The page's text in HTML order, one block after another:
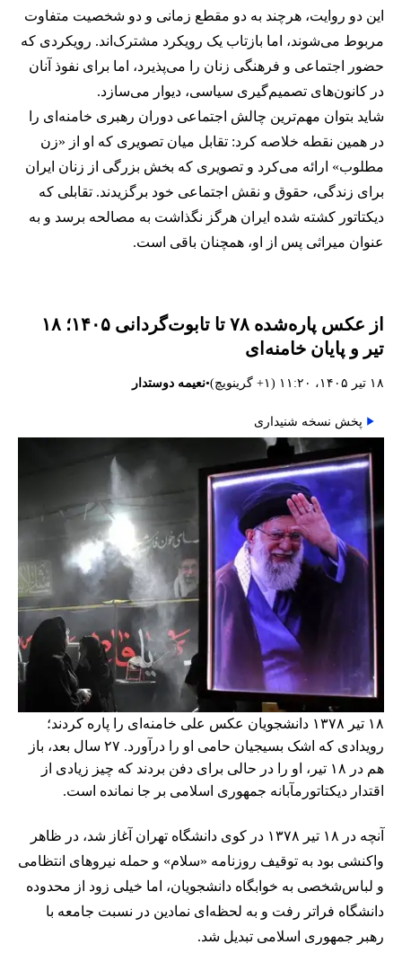
این دو روایت، هرچند به دو مقطع زمانی و دو شخصیت متفاوت
مربوط می‌شوند، اما بازتاب یک رویکرد مشترک‌اند. رویکردی که
حضور اجتماعی و فرهنگی زنان را می‌پذیرد، اما برای نفوذ آنان
در کانون‌های تصمیم‌گیری سیاسی، دیوار می‌سازد.
شاید بتوان مهم‌ترین چالش اجتماعی دوران رهبری خامنه‌ای را
در همین نقطه خلاصه کرد: تقابل میان تصویری که او از «زن
مطلوب» ارائه می‌کرد و تصویری که بخش بزرگی از زنان ایران
برای زندگی، حقوق و نقش اجتماعی خود برگزیدند. تقابلی که
دیکتاتور کشته شده ایران هرگز نگذاشت به مصالحه برسد و به
عنوان میراثی پس از او، همچنان باقی است.
از عکس پاره‌شده ۷۸ تا تابوت‌گردانی ۱۴۰۵؛ ۱۸
تیر و پایان خامنه‌ای
۱۸ تیر ۱۴۰۵، ۱۱:۲۰ (‎+۱ گرینویچ) •نعیمه دوستدار
پخش نسخه شنیداری
۱۸ تیر ۱۳۷۸ دانشجویان عکس علی خامنه‌ای را پاره کردند؛
رویدادی که اشک بسیجیان حامی او را درآورد. ۲۷ سال بعد، باز
هم در ۱۸ تیر، او را در حالی برای دفن بردند که چیز زیادی از
اقتدار دیکتاتورمآبانه جمهوری اسلامی بر جا نمانده است.
آنچه در ۱۸ تیر ۱۳۷۸ در کوی دانشگاه تهران آغاز شد، در ظاهر
واکنشی بود به توقیف روزنامه «سلام» و حمله نیروهای انتظامی
و لباس‌شخصی به خوابگاه دانشجویان، اما خیلی زود از محدوده
دانشگاه فراتر رفت و به لحظه‌ای نمادین در نسبت جامعه با
رهبر جمهوری اسلامی تبدیل شد.